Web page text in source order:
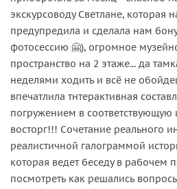
экскурсоводу Светлане, которая
предупредила и сделала нам
фотосессию 🤗), огромное
пространство на 2 этаже... да
неделями ходить и всё не
впечатлила тнтерактивная
погружением в соответствующую
восторг!!! Сочетание реального
реалистичной галограммой
которая ведет беседу в рабочем
посмотреть как решались